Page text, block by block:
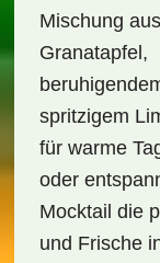
Mischung
Granatapfel,
spritzigem
für warme
oder
Mocktail die
und Frische